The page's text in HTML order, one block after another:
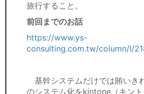
旅行すること。
前回までのお話
https://www.ys-
consulting.com.tw/column/l/
基幹システムだけでは賄いき
のシステム化をkintone（キン